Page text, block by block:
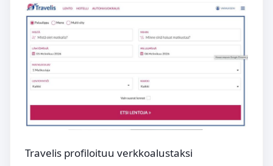
Travelis profiloituu verkkoalustaksi